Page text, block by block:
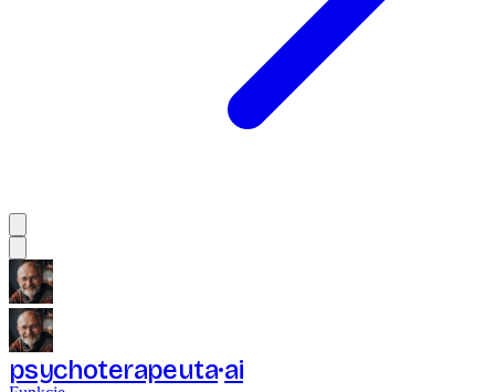
psychoterapeuta ai